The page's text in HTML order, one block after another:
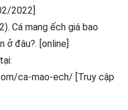
2022]
Cá mang ếch giá bao
ở đâu?. [online]
ca-mao-ech/ [Truy cập